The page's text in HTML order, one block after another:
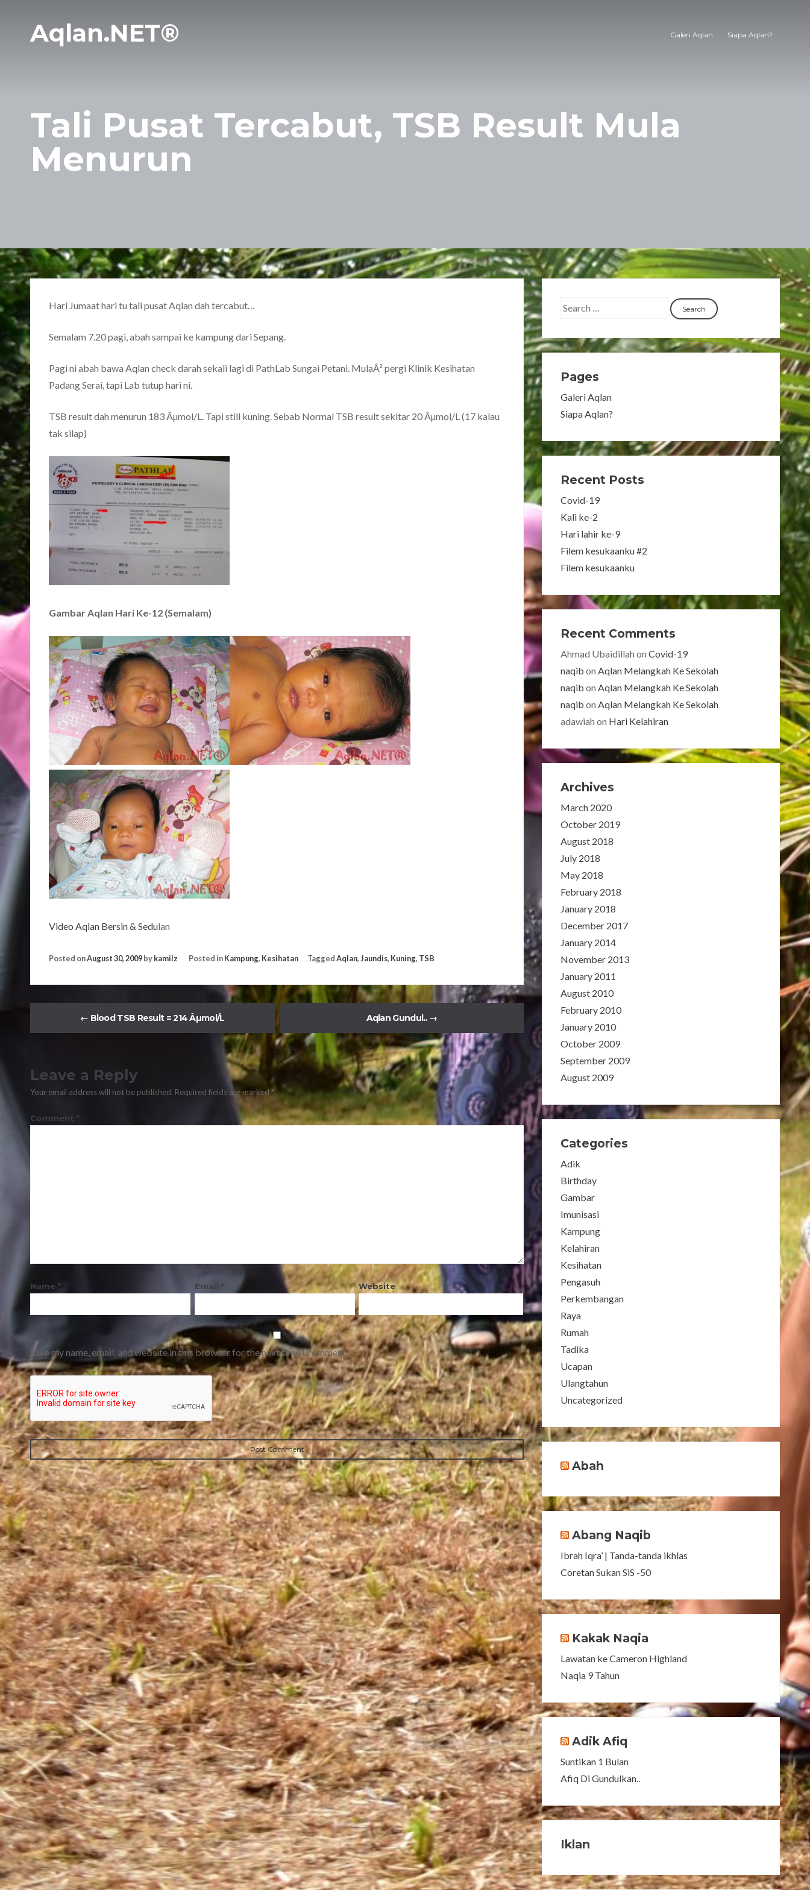
Aqlan.NET® Galeri Aqlan Siapa Aqlan?
Tali Pusat Tercabut, TSB Result Mula
Menurun
Hari Jumaat hari tu tali pusat Aqlan dah tercabut…
Semalam 7.20 pagi, abah sampai ke kampung dari Sepang.
Pagi ni abah bawa Aqlan check darah sekali lagi di PathLab Sungai Petani. MulaÂ² pergi Klinik Kesihatan
Padang Serai, tapi Lab tutup hari ni.
TSB result dah menurun 183 Âµmol/L. Tapi still kuning. Sebab Normal TSB result sekitar 20 Âµmol/L (17 kalau
tak silap)
Gambar Aqlan Hari Ke-12 (Semalam)
Video Aqlan Bersin & Sedulan
Posted onAugust 30, 2009bykamilz Posted inKampung, Kesihatan TaggedAqlan,Jaundis, Kuning, TSB
← Blood TSB Result = 214 Âµmol/L Aqlan Gundul.. →
Leave a Reply
Your email address will not be published. Required fields are marked*
Comment *
Name * Email * Website
Save my name, email, and website in this browser for the next time I comment.
Pages
Galeri Aqlan
Siapa Aqlan?
Recent Posts
Covid-19
Kali ke-2
Hari lahir ke-9
Filem kesukaanku #2
Filem kesukaanku
Recent Comments
Ahmad Ubaidillah onCovid-19
naqib onAqlan Melangkah Ke Sekolah
naqib onAqlan Melangkah Ke Sekolah
naqib onAqlan Melangkah Ke Sekolah
adawiah on Hari Kelahiran
Archives
March 2020
October 2019
August 2018
July 2018
May 2018
February 2018
January 2018
December 2017
January 2014
November 2013
January 2011
August 2010
February 2010
January 2010
October 2009
September 2009
August 2009
Categories
Adik
Birthday
Gambar
Imunisasi
Kampung
Kelahiran
Kesihatan
Pengasuh
Perkembangan
Raya
Rumah
Tadika
Ucapan
Ulangtahun
Uncategorized
Abah
Abang Naqib
Ibrah Iqra’ | Tanda-tanda ikhlas
Coretan Sukan SiS -50
Kakak Naqia
Lawatan ke Cameron Highland
Naqia 9 Tahun
Adik Afiq
Suntikan 1 Bulan
Afiq Di Gundulkan..
Iklan